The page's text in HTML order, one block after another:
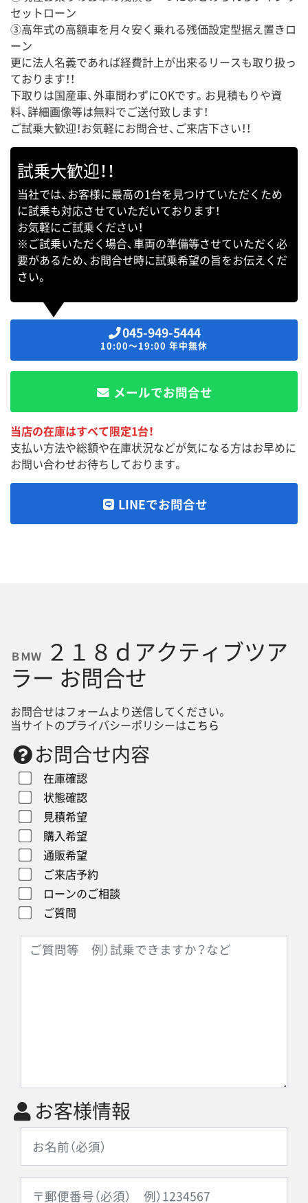
セットローン
③高年式の高額車を月々安く乗れる残価設定型据え置きロ
ーン
更に法人名義であれば経費計上が出来るリースも取り扱っ
ております！！
下取りは国産車、外車問わずにOKです。お見積もりや資
料、詳細画像等は無料でご送付致します！
ご試乗大歓迎！お気軽にお問合せ、ご来店下さい！！
試乗大歓迎！！
当社では、お客様に最高の1台を見つけていただくため
に試乗も対応させていただいております！
お気軽にご試乗ください！
※ご試乗いただく場合、車両の準備等させていただく必
要があるため、お問合せ時に試乗希望の旨をお伝えくだ
さい。
045-949-5444
10:00～19:00 年中無休
メールでお問合せ
当店の在庫はすべて限定1台！
支払い方法や総額や在庫状況などが気になる方はお早めに
お問い合わせお待ちしております。
LINEでお問合せ
ＢＭＷ
２１８ｄアクティブツア
ラー お問合せ
お問合せはフォームより送信してください。
当サイトのプライバシーポリシーはこちら
お問合せ内容
在庫確認
状態確認
見積希望
購入希望
通販希望
ご来店予約
ローンのご相談
ご質問
お客様情報